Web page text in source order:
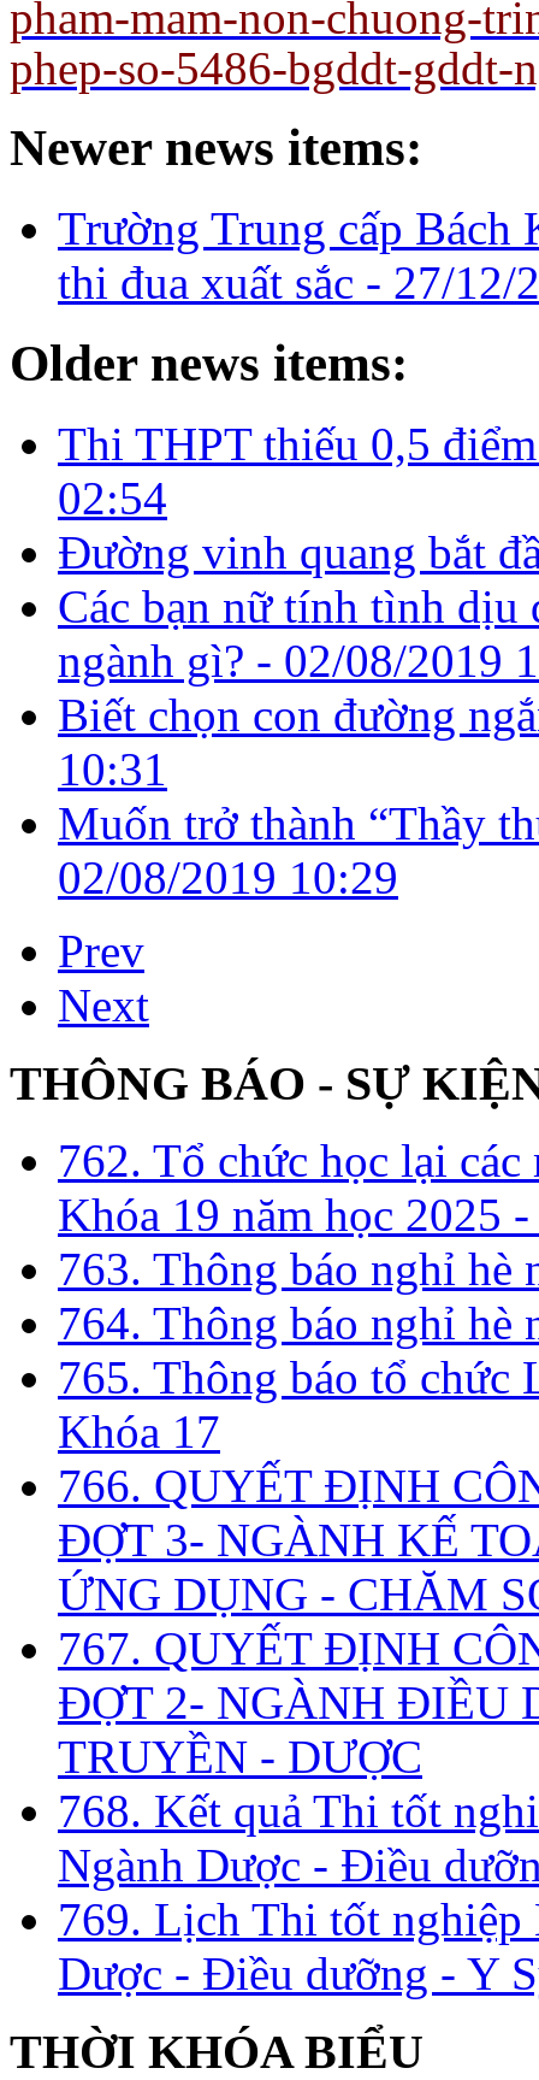
pham-mam-non-chuong-
phep-so-5486-bgddt-gddt-
Newer news items:
Trường Trung cấp Bách
thi đua xuất sắc - 27/12/
Older news items:
Thi THPT thiếu 0,5
02:54
Đường vinh quang bắt
Các bạn nữ tính tình dịu
ngành gì? - 02/08/2019
Biết chọn con đường
10:31
Muốn trở thành “Thầy
02/08/2019 10:29
Prev
Next
THÔNG BÁO - SỰ
762. Tổ chức học lại
Khóa 19 năm học 2025
763. Thông báo nghỉ hè
764. Thông báo nghỉ hè
765. Thông báo tổ chức
Khóa 17
766. QUYẾT ĐỊNH
ĐỢT 3- NGÀNH KẾ
ỨNG DỤNG - CHĂM
767. QUYẾT ĐỊNH
ĐỢT 2- NGÀNH ĐIỀU
TRUYỀN - DƯỢC
768. Kết quả Thi tốt
Ngành Dược - Điều
769. Lịch Thi tốt
Dược - Điều dưỡng - Y
THỜI KHÓA BIỂU